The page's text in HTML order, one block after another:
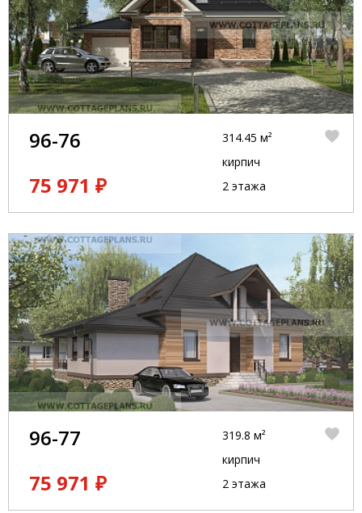
96-76
75 971 ₽
314.45 м²
кирпич
2 этажа
96-77
75 971 ₽
319.8 м²
кирпич
2 этажа